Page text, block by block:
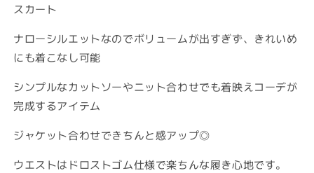
スカート
ナローシルエットなのでボリュームが出すぎず、きれいめ
にも着こなし可能
シンプルなカットソーやニット合わせでも着映えコーデが
完成するアイテム
ジャケット合わせできちんと感アップ◎
ウエストはドロストゴム仕様で楽ちんな履き心地です。